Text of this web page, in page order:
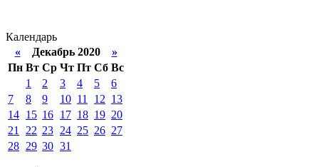
Календарь
«Декабрь 2020 »
Пн Вт Ср Чт Пт Сб Вс
1
2 3 4 5
6
7
8 9 10 11 12 13
14 15 16 17 18 19 20
21
22 23 24 25 26 27
28 29 30 31